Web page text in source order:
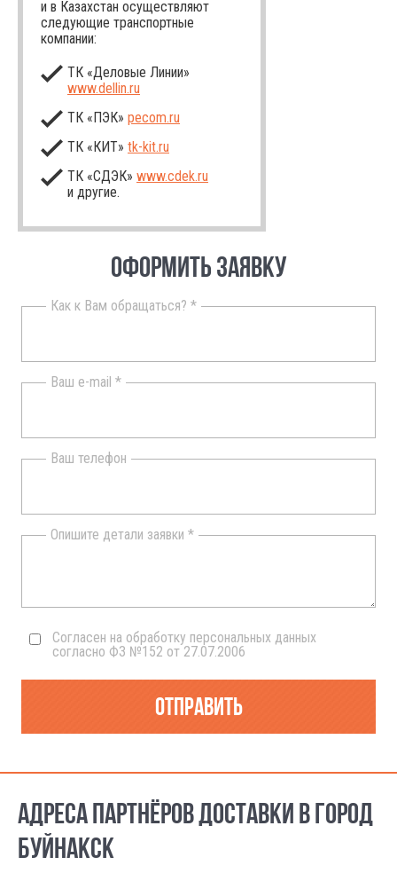
и в Казахстан осуществляют
следующие транспортные
компании:
ТК «Деловые Линии»
www.dellin.ru
ТК «ПЭК» pecom.ru
ТК «КИТ» tk-kit.ru
ТК «СДЭК» www.cdek.ru
и другие.
ОФОРМИТЬ ЗАЯВКУ
Как к Вам обращаться? *
Ваш e-mail *
Ваш телефон
Опишите детали заявки *
Согласен на обработку персональных данных
согласно ФЗ №152 от 27.07.2006
Отправить
АДРЕСА ПАРТНЁРОВ ДОСТАВКИ В ГОРОД
БУЙНАКСК